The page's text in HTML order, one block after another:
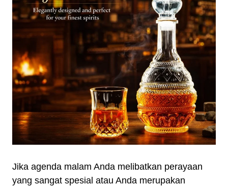
Jika agenda malam Anda melibatkan perayaan
yang sangat spesial atau Anda merupakan